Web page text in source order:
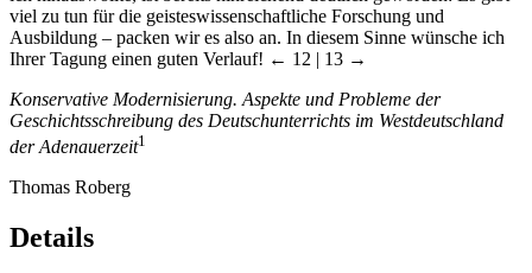
viel zu tun für die geisteswissenschaftliche Forschung und
Ausbildung – packen wir es also an. In diesem Sinne wünsche ich
Ihrer Tagung einen guten Verlauf! ← 12 | 13 →
Konservative Modernisierung. Aspekte und Probleme der
Geschichtsschreibung des Deutschunterrichts im Westdeutschland
der Adenauerzeit1
Thomas Roberg
Details